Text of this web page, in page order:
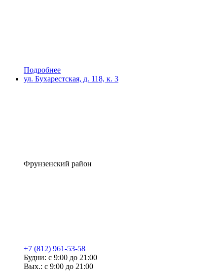
Подробнее
ул. Бухарестская, д. 118, к. 3
Фрунзенский район
+7 (812) 961-53-58
Будни: с 9:00 до 21:00
Вых.: с 9:00 до 21:00